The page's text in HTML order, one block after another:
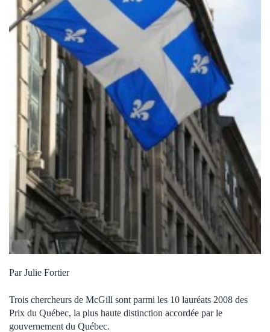
Par Julie Fortier
Trois chercheurs de McGill sont parmi les 10 lauréats 2008 des
Prix du Québec, la plus haute distinction accordée par le
gouvernement du Québec.